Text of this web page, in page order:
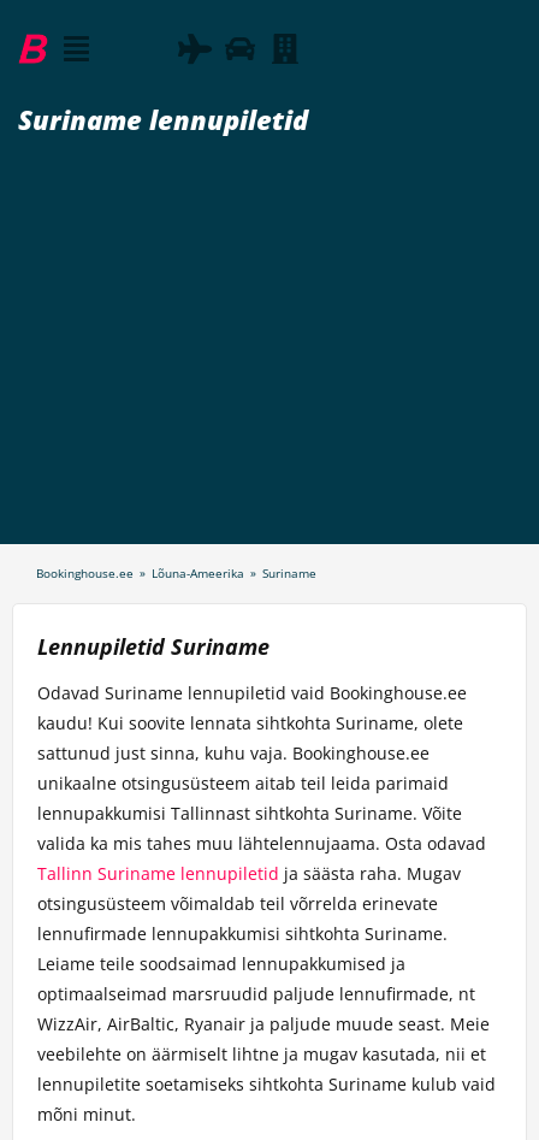
Suriname lennupiletid
Bookinghouse.ee » Lõuna-Ameerika » Suriname
Lennupiletid Suriname
Odavad Suriname lennupiletid vaid Bookinghouse.ee
kaudu! Kui soovite lennata sihtkohta Suriname, olete
sattunud just sinna, kuhu vaja. Bookinghouse.ee
unikaalne otsingusüsteem aitab teil leida parimaid
lennupakkumisi Tallinnast sihtkohta Suriname. Võite
valida ka mis tahes muu lähtelennujaama. Osta odavad
Tallinn Suriname lennupiletid ja säästa raha. Mugav
otsingusüsteem võimaldab teil võrrelda erinevate
lennufirmade lennupakkumisi sihtkohta Suriname.
Leiame teile soodsaimad lennupakkumised ja
optimaalseimad marsruudid paljude lennufirmade, nt
WizzAir, AirBaltic, Ryanair ja paljude muude seast. Meie
veebilehte on äärmiselt lihtne ja mugav kasutada, nii et
lennupiletite soetamiseks sihtkohta Suriname kulub vaid
mõni minut.